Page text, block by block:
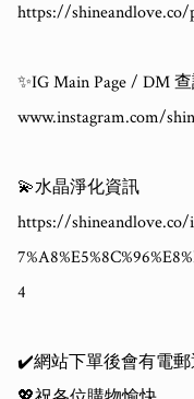
https://shineandlove.co/
✨IG Main Page / DM
www.instagram.com/
💫水晶淨化資訊
https://shineandlove.co/
4
✔️網站下單後會有電